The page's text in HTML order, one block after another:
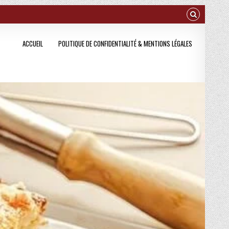
ACCUEIL POLITIQUE DE CONFIDENTIALITÉ & MENTIONS LÉGALES